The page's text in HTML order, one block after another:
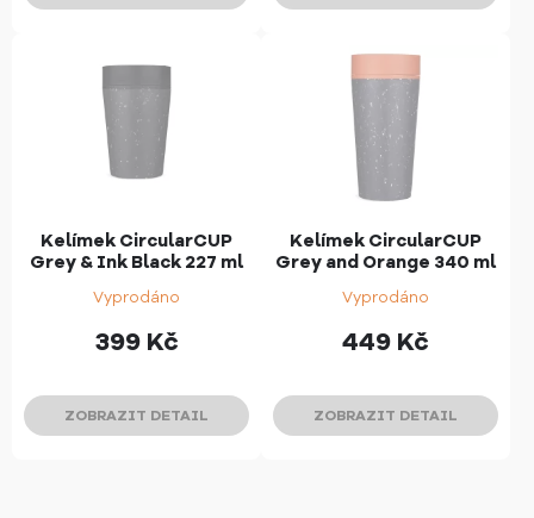
Kelímek CircularCUP
Grey & Ink Black 227 ml
Vyprodáno
399 Kč
ZOBRAZIT DETAIL
Kelímek CircularCUP
Grey and Orange 340 ml
Vyprodáno
449 Kč
ZOBRAZIT DETAIL